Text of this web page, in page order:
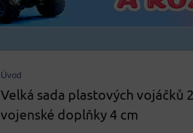
Úvod
Velká sada plastových vojáčků
vojenské doplňky 4 cm